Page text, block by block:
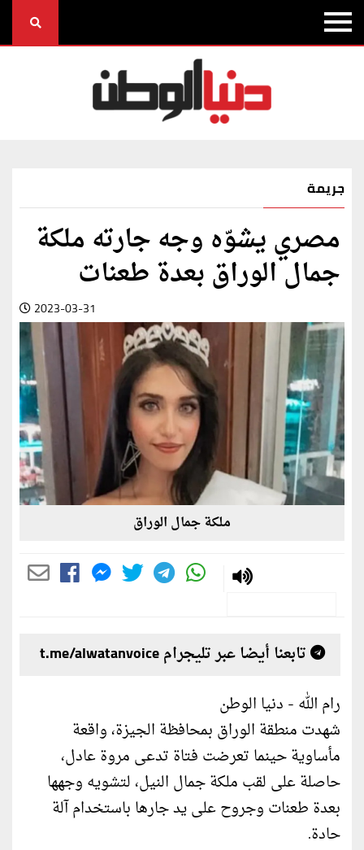
جريمة
مصري يشوّه وجه جارته ملكة
جمال الوراق بعدة طعنات
2023-03-31
ملكة جمال الوراق
تابعنا أيضا عبر تليجرام t.me/alwatanvoice
رام الله - دنيا الوطن
شهدت منطقة الوراق بمحافظة الجيزة، واقعة
مأساوية حينما تعرضت فتاة تدعى مروة عادل،
حاصلة على لقب ملكة جمال النيل، لتشويه وجهها
بعدة طعنات وجروح على يد جارها باستخدام آلة
حادة.